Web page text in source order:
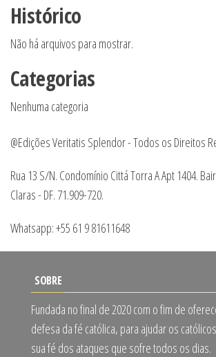
Histórico
Não há arquivos para mostrar.
Categorias
Nenhuma categoria
@Edições Veritatis Splendor - Todos os Direitos
Rua 13 S/N. Condomínio Cittá Torra A Apt 1404.
Claras - DF. 71.909-720.
Whatsapp: +55 61 9 81611648
SOBRE
Fundada no final de 2020 com o fim de
defesa da fé católica, para ajudar os
sua fé dos ataques que sofre todos os dias.